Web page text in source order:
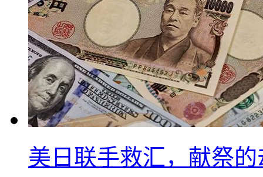
美日联手救汇，献祭